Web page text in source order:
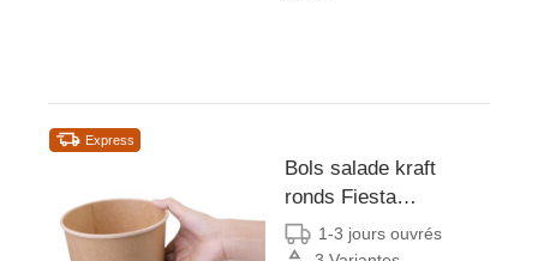
Express
Bols salade kraft
ronds Fiesta
Compostable 1 L
1-3 jours ouvrés